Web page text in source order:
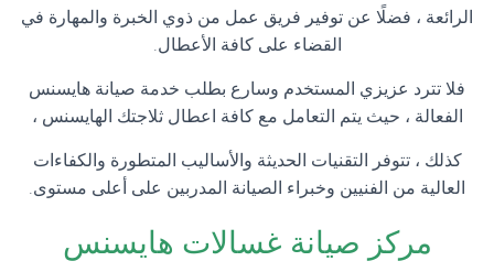
الرائعة ، فضلًا عن توفير فريق عمل من ذوي الخبرة والمهارة في
القضاء على كافة الأعطال.
فلا تترد عزيزي المستخدم وسارع بطلب خدمة صيانة هايسنس
الفعالة ، حيث يتم التعامل مع كافة اعطال ثلاجتك الهايسنس ،
كذلك ، تتوفر التقنيات الحديثة والأساليب المتطورة والكفاءات
العالية من الفنيين وخبراء الصيانة المدربين على أعلى مستوى.
مركز صيانة غسالات هايسنس